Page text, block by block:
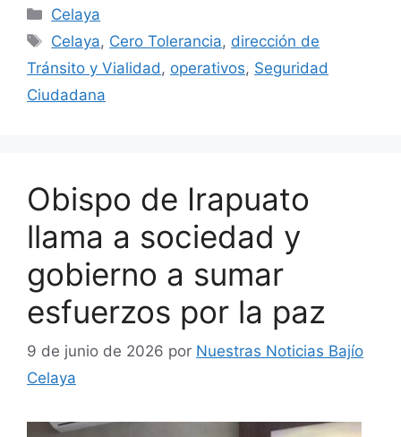
Categorías
Celaya
Etiquetas
Celaya, Cero Tolerancia, dirección de
Tránsito y Vialidad , operativos, Seguridad
Ciudadana
Obispo de Irapuato
llama a sociedad y
gobierno a sumar
esfuerzos por la paz
9 de junio de 2026 por Nuestras Noticias Bajío
Celaya